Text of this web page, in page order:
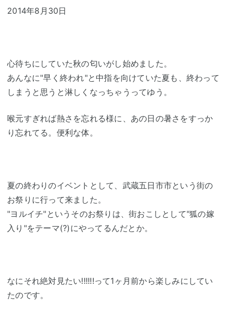
2014年8月30日
心待ちにしていた秋の匂いがし始めました。
あんなに"早く終われ"と中指を向けていた夏も、終わって
しまうと思うと淋しくなっちゃうってゆう。
喉元すぎれば熱さを忘れる様に、あの日の暑さをすっか
り忘れてる。便利な体。
夏の終わりのイベントとして、武蔵五日市市という街の
お祭りに行って来ました。
"ヨルイチ"というそのお祭りは、街おこしとして"狐の嫁
入り"をテーマ(?)にやってるんだとか。
なにそれ絶対見たい!!!!!!って1ヶ月前から楽しみにしてい
たのです。